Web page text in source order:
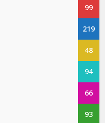
99
219
48
94
66
93